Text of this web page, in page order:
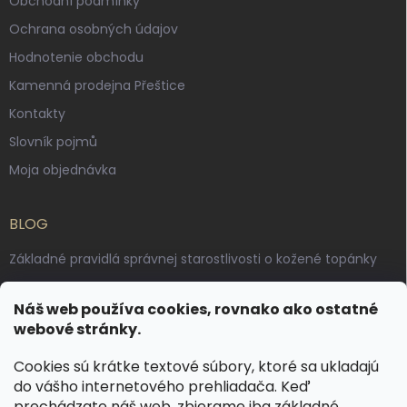
Náš web používa cookies, rovnako ako ostatné
webové stránky.
Cookies sú krátke textové súbory, ktoré sa ukladajú
do vášho internetového prehliadača. Keď
Ochrana osobných údajov
Hodnotenie obchodu
Kamenná prodejna Přeštice
Kontakty
Slovník pojmů
Moja objednávka
BLOG
Základné pravidlá správnej starostlivosti o kožené topánky
Výroba českých kožených opaskov: vôňa pravej kože, dotyk
remesla
KONTAKT